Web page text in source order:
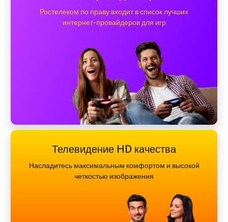
Ростелеком по праву входит в список лучших
интернет-провайдеров для игр
Телевидение HD качества
Насладитесь максимальным комфортом и высокой
четкостью изображения